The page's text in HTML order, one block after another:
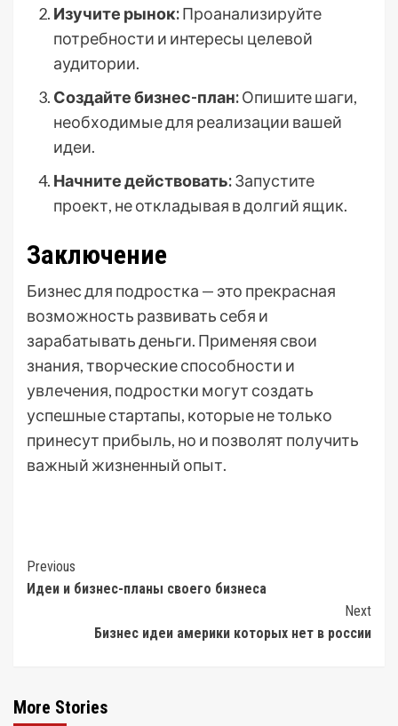
Изучите рынок:Проанализируйте
потребности и интересы целевой
аудитории.
Создайте бизнес-план:Опишите шаги,
необходимые для реализации вашей
идеи.
Начните действовать:Запустите
проект, не откладывая в долгий ящик.
Заключение
Бизнес для подростка — это прекрасная
возможность развивать себя и
зарабатывать деньги. Применяя свои
знания, творческие способности и
увлечения, подростки могут создать
успешные стартапы, которые не только
принесут прибыль, но и позволят получить
важный жизненный опыт.
Post
Navigation
Previous
Идеи и бизнес-планы своего бизнеса
Next
Бизнес идеи америки которых нет в россии
More Stories